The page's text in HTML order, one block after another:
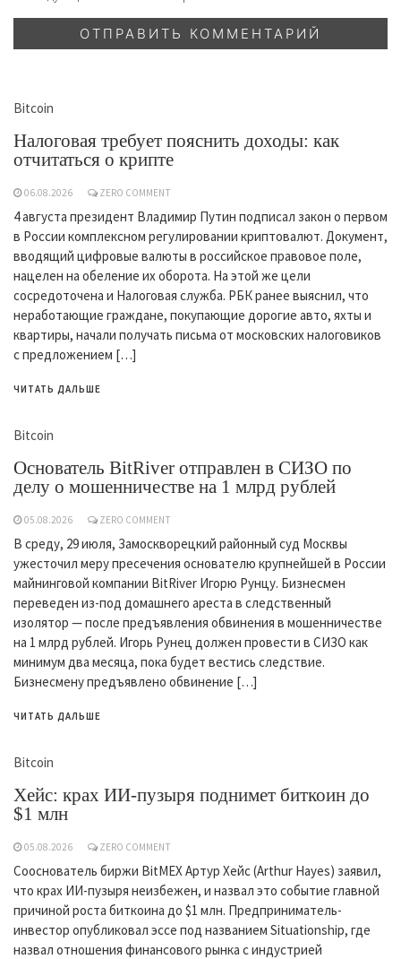
Bitcoin
Налоговая требует пояснить доходы: как
отчитаться о крипте
06.08.2026 ZERO COMMENT
4 августа президент Владимир Путин подписал закон о первом
в России комплексном регулировании криптовалют. Документ,
вводящий цифровые валюты в российское правовое поле,
нацелен на обеление их оборота. На этой же цели
сосредоточена и Налоговая служба. РБК ранее выяснил, что
неработающие граждане, покупающие дорогие авто, яхты и
квартиры, начали получать письма от московских налоговиков
с предложением […]
ЧИТАТЬ ДАЛЬШЕ
Bitcoin
Основатель BitRiver отправлен в СИЗО по
делу о мошенничестве на 1 млрд рублей
05.08.2026 ZERO COMMENT
В среду, 29 июля, Замоскворецкий районный суд Москвы
ужесточил меру пресечения основателю крупнейшей в России
майнинговой компании BitRiver Игорю Рунцу. Бизнесмен
переведен из-под домашнего ареста в следственный
изолятор — после предъявления обвинения в мошенничестве
на 1 млрд рублей. Игорь Рунец должен провести в СИЗО как
минимум два месяца, пока будет вестись следствие.
Бизнесмену предъявлено обвинение […]
ЧИТАТЬ ДАЛЬШЕ
Bitcoin
Хейс: крах ИИ-пузыря поднимет биткоин до
$1 млн
05.08.2026 ZERO COMMENT
Сооснователь биржи BitMEX Артур Хейс (Arthur Hayes) заявил,
что крах ИИ-пузыря неизбежен, и назвал это событие главной
причиной роста биткоина до $1 млн. Предприниматель-
инвестор опубликовал эссе под названием Situationship, где
назвал отношения финансового рынка с индустрией